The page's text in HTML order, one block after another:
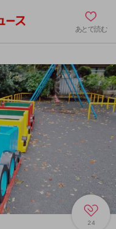
あとで読む
24